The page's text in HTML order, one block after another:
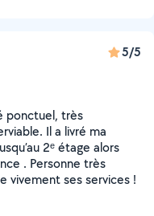
5/5
ponctuel, très
Il a livré ma
2ᵉ étage alors
. Personne très
vivement ses services !